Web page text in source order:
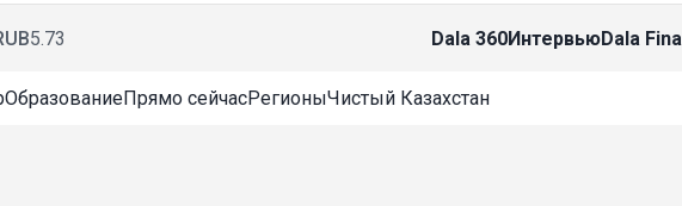
5.73 Dala 360ИнтервьюDala
ОбразованиеПрямо сейчасРегионыЧистый Казахстан